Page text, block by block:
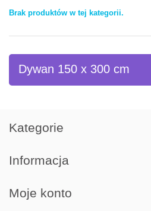
Brak produktów w tej kategorii.
Dywan 150 x 300 cm
Kategorie
Informacja
Moje konto